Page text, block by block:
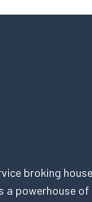
broking
powerhouse